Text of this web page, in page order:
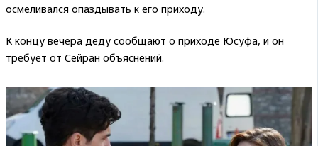
осмеливался опаздывать к его приходу.
К концу вечера деду сообщают о приходе Юсуфа, и он
требует от Сейран объяснений.